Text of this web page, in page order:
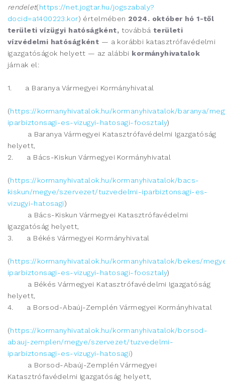
rendelet(https://net.jogtar.hu/jogszabaly?
docid=a1400223.kor) értelmében 2024. október hó 1-től
területi vízügyi hatóságként, továbbá területi
vízvédelmi hatóságként — a korábbi katasztrófavédelmi
igazgatóságok helyett — az alábbi kormányhivatalok
járnak el:
1. a Baranya Vármegyei Kormányhivatal
(https://kormanyhivatalok.hu/kormanyhivatalok/baranya/
iparbiztonsagi-es-vizugyi-hatosagi-foosztaly)
a Baranya Vármegyei Katasztrófavédelmi Igazgatóság
helyett,
2. a Bács-Kiskun Vármegyei Kormányhivatal
(https://kormanyhivatalok.hu/kormanyhivatalok/bacs-
kiskun/megye/szervezet/tuzvedelmi-iparbiztonsagi-es-
vizugyi-hatosagi)
a Bács-Kiskun Vármegyei Katasztrófavédelmi
Igazgatóság helyett,
3. a Békés Vármegyei Kormányhivatal
(https://kormanyhivatalok.hu/kormanyhivatalok/bekes/
iparbiztonsagi-es-vizugyi-hatosagi-foosztaly)
a Békés Vármegyei Katasztrófavédelmi Igazgatóság
helyett,
4. a Borsod-Abaúj-Zemplén Vármegyei Kormányhivatal
(https://kormanyhivatalok.hu/kormanyhivatalok/borsod-
abauj-zemplen/megye/szervezet/tuzvedelmi-
iparbiztonsagi-es-vizugyi-hatosagi)
a Borsod-Abaúj-Zemplén Vármegyei
Katasztrófavédelmi Igazgatóság helyett,